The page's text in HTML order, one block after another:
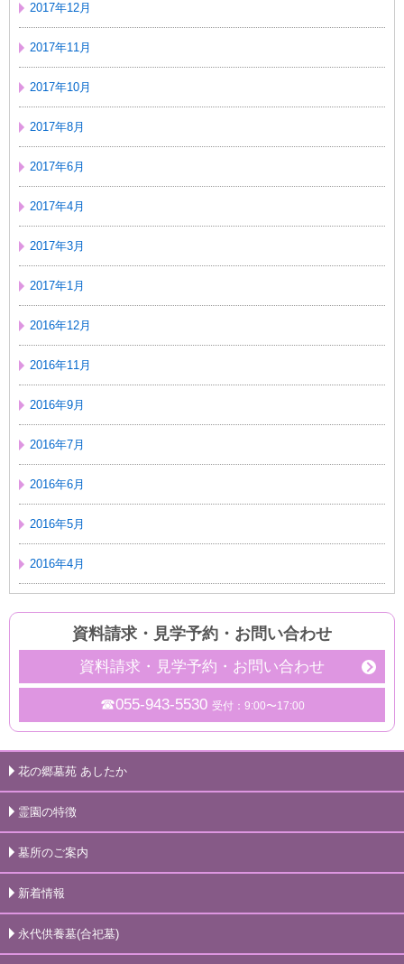
2017年12月
2017年11月
2017年10月
2017年8月
2017年6月
2017年4月
2017年3月
2017年1月
2016年12月
2016年11月
2016年9月
2016年7月
2016年6月
2016年5月
2016年4月
資料請求・見学予約 ・ お問い合わせ
資料請求・見学予約・お問い合わせ
☎055-943-5530 受付：9:00〜17:00
花の郷墓苑 あしたか
霊園の特徴
墓所のご案内
新着情報
永代供養墓(合祀墓)